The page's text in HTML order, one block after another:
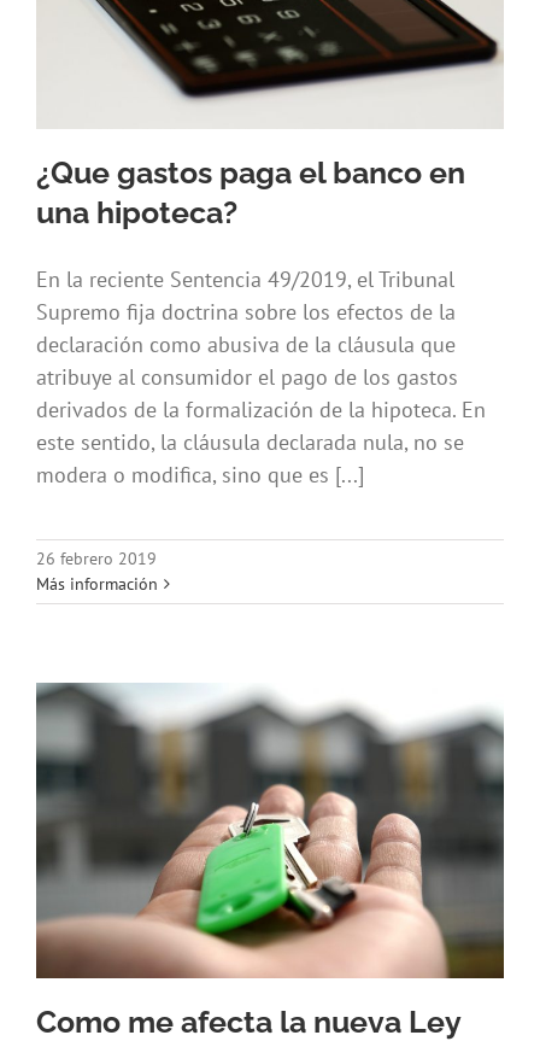
¿Que gastos paga el banco en
una hipoteca?
En la reciente Sentencia 49/2019, el Tribunal
Supremo fija doctrina sobre los efectos de la
declaración como abusiva de la cláusula que
atribuye al consumidor el pago de los gastos
derivados de la formalización de la hipoteca. En
este sentido, la cláusula declarada nula, no se
modera o modifica, sino que es [...]
26 febrero 2019
Más información
Como me afecta la nueva Ley